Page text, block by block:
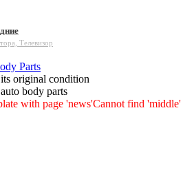
Телевизор
Parts
original condition
body parts
with page 'news'Cannot find 'middle'